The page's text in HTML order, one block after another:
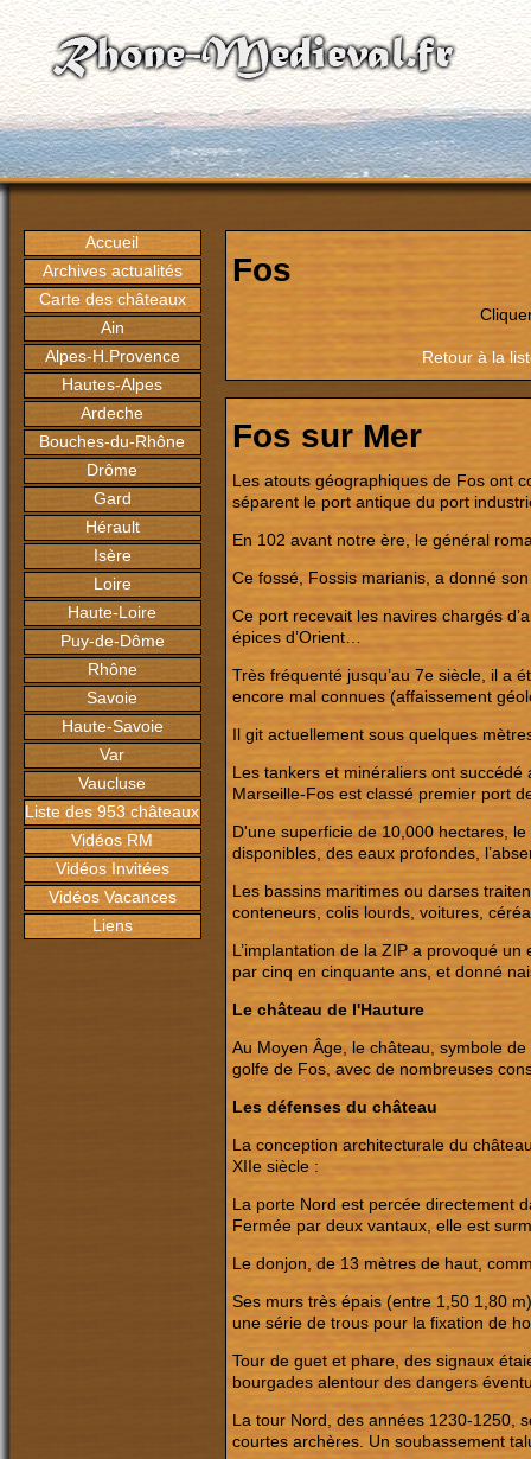
Accueil
Archives actualités
Carte des châteaux
Ain
Alpes-H.Provence
Hautes-Alpes
Ardeche
Bouches-du-Rhône
Drôme
Gard
Hérault
Isère
Loire
Haute-Loire
Puy-de-Dôme
Rhône
Savoie
Haute-Savoie
Var
Vaucluse
Liste des 953 châteaux
Vidéos RM
Vidéos Invitées
Vidéos Vacances
Liens
Fos
Retour à la
Fos sur Mer
Les atouts géographiques de Fos ont
séparent le port antique du port
En 102 avant notre ère, le général
Ce fossé, Fossis marianis, a donné
Ce port recevait les navires chargés
épices d’Orient…
Très fréquenté jusqu’au 7e siècle, il a
encore mal connues (affaissement
Il git actuellement sous quelques
Les tankers et minéraliers ont
Marseille-Fos est classé premier port
D'une superficie de 10,000 hectares,
disponibles, des eaux profondes,
Les bassins maritimes ou darses
conteneurs, colis lourds, voitures,
L’implantation de la ZIP a provoqué
par cinq en cinquante ans, et donné
Le château de l'Hauture
Au Moyen Âge, le château, symbole
golfe de Fos, avec de nombreuses
Les défenses du château
La conception architecturale du
XIIe siècle :
La porte Nord est percée directement
Fermée par deux vantaux, elle est
Le donjon, de 13 mètres de haut,
Ses murs très épais (entre 1,50 1,80
une série de trous pour la fixation de
Tour de guet et phare, des signaux
bourgades alentour des dangers
La tour Nord, des années 1230-1250,
courtes archères. Un soubassement